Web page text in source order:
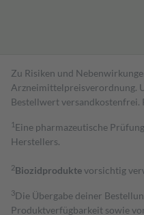
Zu Risiken und
Arzneimittelpreisverordnung.
Bestell­wert
1 Eine pharmazeutische
Herstellers.
2Biozidproduktevorsichtig
3Die Übergabe deiner
Produktverfügbarkeit sowie